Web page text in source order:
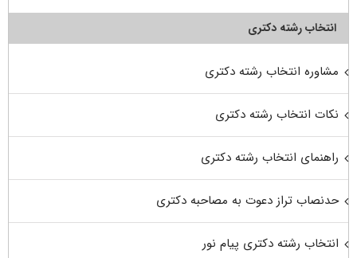
انتخاب رشته دکتری
مشاوره انتخاب رشته دکتری
نکات انتخاب رشته دکتری
راهنمای انتخاب رشته دکتری
حدنصاب تراز دعوت به مصاحبه دکتری
انتخاب رشته دکتری پیام نور